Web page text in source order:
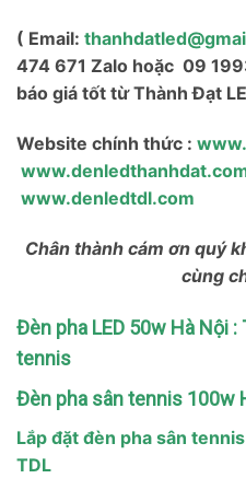
( Email:
474 671 Zalo hoặc 09
báo giá tốt từ Thành Đạt
Website chính thức :
www.denledtdl.com
Chân thành cám ơn quý
cùng
Đèn pha LED 50w Hà Nội
tennis
Đèn pha sân tennis 100w
Lắp đặt đèn pha sân
TDL